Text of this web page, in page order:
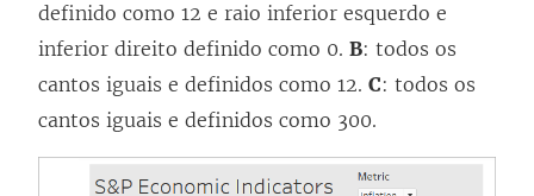
definido como 12 e raio inferior esquerdo e
inferior direito definido como 0. B: todos os
cantos iguais e definidos como 12. C: todos os
cantos iguais e definidos como 300.